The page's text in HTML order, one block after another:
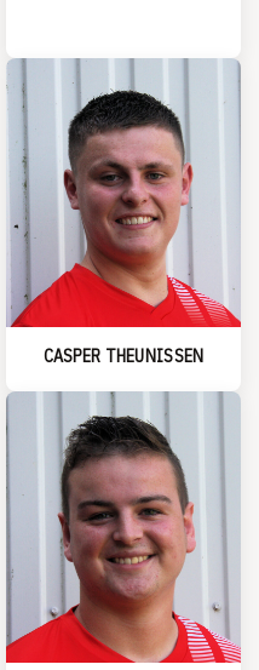
CASPER THEUNISSEN